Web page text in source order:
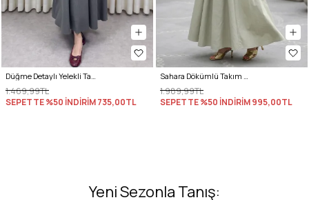
1.469,99TL
SEPETTE %50 İNDİRİM735,00TL
1.989,99TL
SEPETTE %50 İNDİRİM995,00TL
Yeni Sezonla Tanış: